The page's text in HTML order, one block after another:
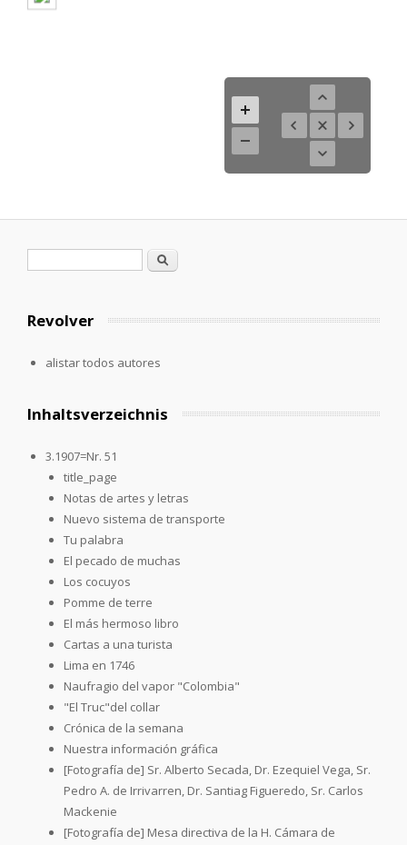
Formulario de búsqueda
Buscar
Revolver
alistar todos autores
Inhaltsverzeichnis
3.1907=Nr. 51
title_page
Notas de artes y letras
Nuevo sistema de transporte
Tu palabra
El pecado de muchas
Los cocuyos
Pomme de terre
El más hermoso libro
Cartas a una turista
Lima en 1746
Naufragio del vapor "Colombia"
"El Truc"del collar
Crónica de la semana
Nuestra información gráfica
[Fotografía de] Sr. Alberto Secada, Dr. Ezequiel Vega, Sr.
Pedro A. de Irrivarren, Dr. Santiag Figueredo, Sr. Carlos
Mackenie
[Fotografía de] Mesa directiva de la H. Cámara de